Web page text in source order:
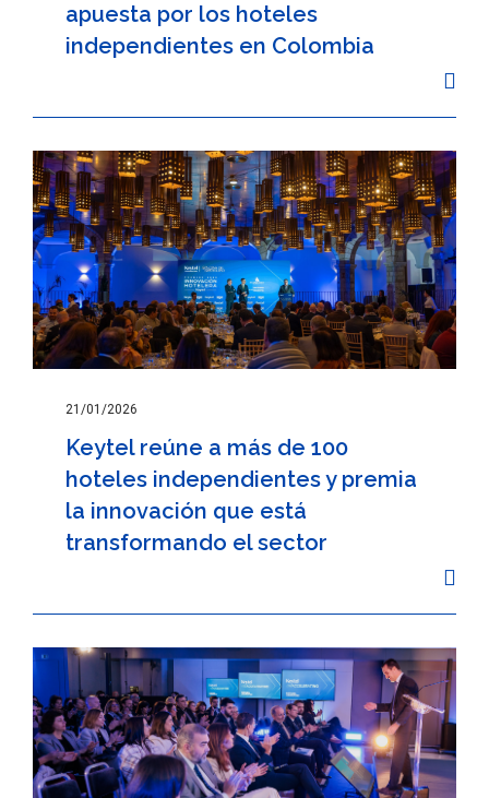
apuesta por los hoteles
independientes en Colombia
21/01/2026
Keytel reúne a más de 100
hoteles independientes y premia
la innovación que está
transformando el sector